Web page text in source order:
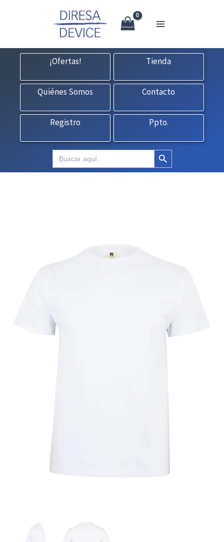
consultas@fedbuy.es| Formulario | Tlf.
¡Ofertas!
Tienda
Quiénes Somos Contacto
Registro Ppto.
Buscar: Botón de búsqueda